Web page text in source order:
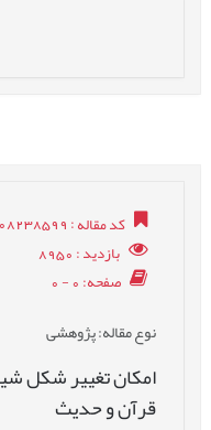
کد مقاله: 13990508238599
بازدید: 8950
صفحه: 0 - 0
نوع مقاله: پژوهشی
امکان تغییر شکل
قرآن و حدیث